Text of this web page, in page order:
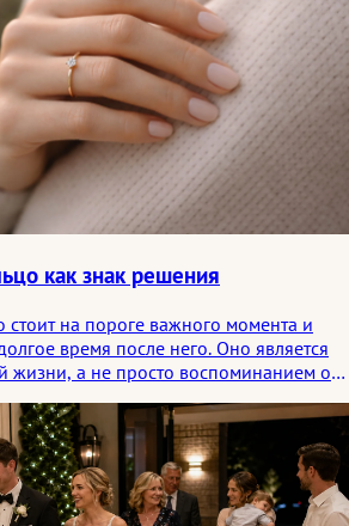
как знак решения
на пороге важного момента и
время после него. Оно является
жизни, а не просто воспоминанием о
как оно выбирается и почему решения
материала, размера кольца и стиля
на наблюдениях. Речь
вариантах, обращении с
а также о тенденциях,